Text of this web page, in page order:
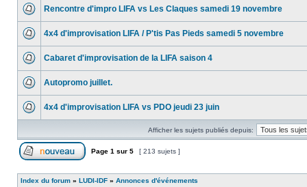
Rencontre d'impro LIFA vs Les Claques samedi 19 novembre
4x4 d'improvisation LIFA / P'tis Pas Pieds samedi 5 novembre
Cabaret d'improvisation de la LIFA saison 4
Autopromo juillet.
4x4 d'improvisation LIFA vs PDO jeudi 23 juin
Afficher les sujets publiés depuis:
Page 1 sur 5 [ 213 sujets ]
Index du forum » LUDI-IDF » Annonces d'événements